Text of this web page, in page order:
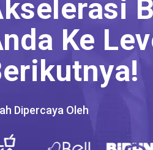
metode penyusunan
untuk memulai
harus dijustifikasi,
yang menggunakan
mendalam terhadap setiap
penting dan memberikan
dipangkas atau bahkan
Ke
Dipercaya Oleh